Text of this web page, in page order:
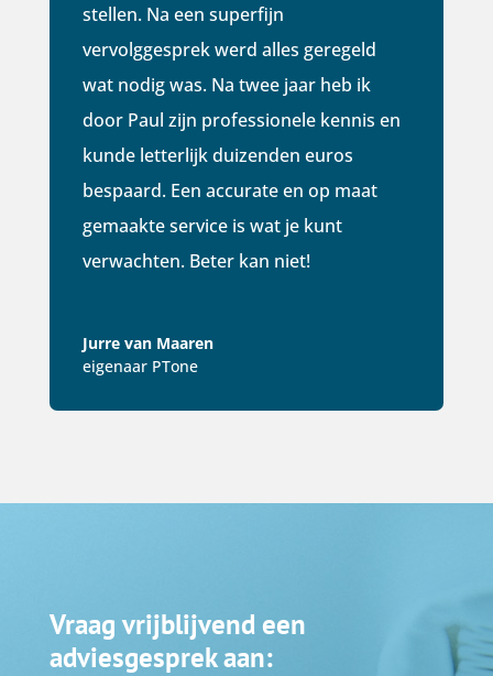
stellen. Na een superfijn
vervolggesprek werd alles geregeld
wat nodig was. Na twee jaar heb ik
door Paul zijn professionele kennis en
kunde letterlijk duizenden euros
bespaard. Een accurate en op maat
gemaakte service is wat je kunt
verwachten. Beter kan niet!
Jurre van Maaren
eigenaar PTone
Vraag vrijblijvend een
adviesgesprek aan: